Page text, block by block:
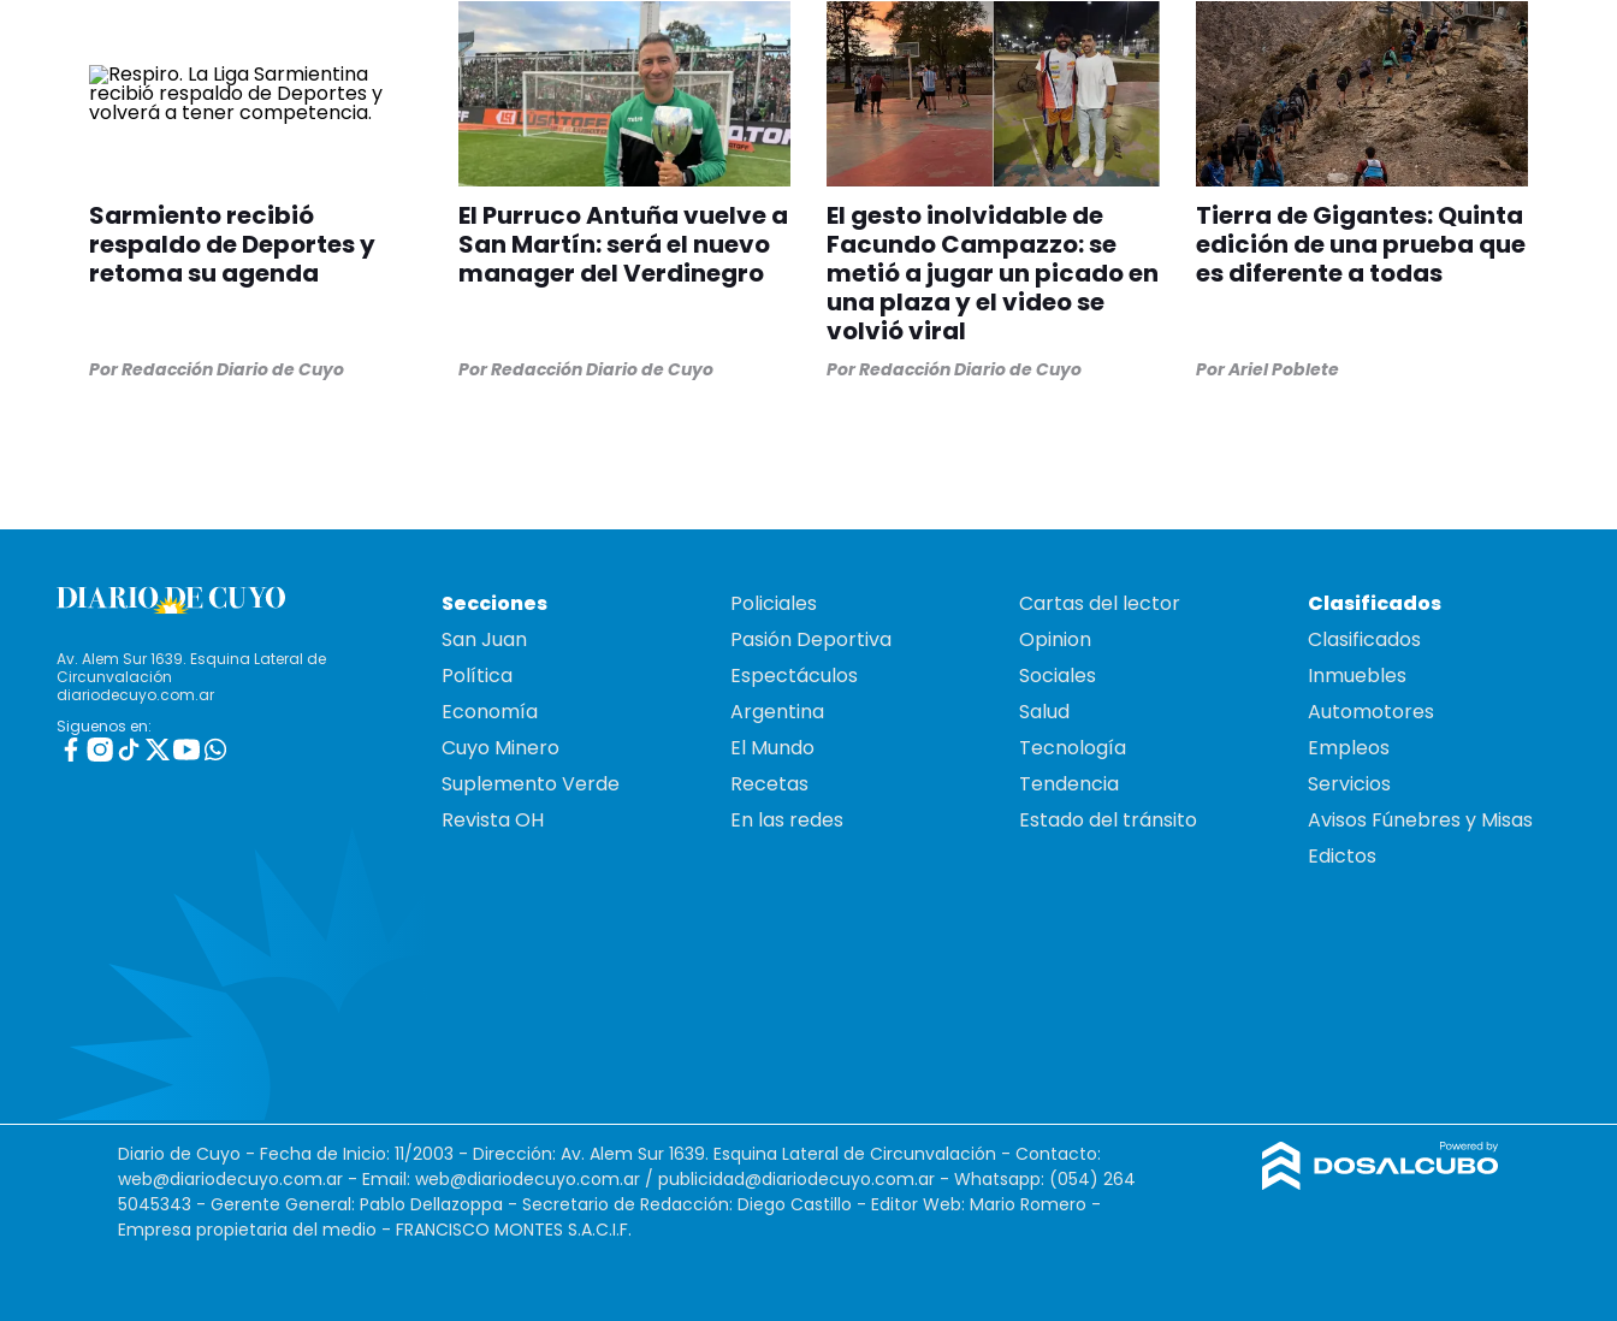
Sarmiento recibió
respaldo de Deportes y
retoma su agenda
PorRedacción Diario de Cuyo
El Purruco Antuña vuelve a
San Martín: será el nuevo
manager del Verdinegro
PorRedacción Diario de Cuyo
El gesto inolvidable de
Facundo Campazzo: se
metió a jugar un picado en
una plaza y el video se
volvió viral
PorRedacción Diario de Cuyo
Tierra de Gigantes: Quinta
edición de una prueba que
es diferente a todas
PorAriel Poblete
Av. Alem Sur 1639. Esquina Lateral de
Circunvalación
diariodecuyo.com.ar
Siguenos en:
Secciones
San Juan
Política
Economía
Cuyo Minero
Suplemento Verde
Revista OH
Policiales
Pasión Deportiva
Espectáculos
Argentina
El Mundo
Recetas
En las redes
Cartas del lector
Opinion
Sociales
Salud
Tecnología
Tendencia
Estado del tránsito
Clasificados
Clasificados
Inmuebles
Automotores
Empleos
Servicios
Avisos Fúnebres y Misas
Edictos
Diario de Cuyo - Fecha de Inicio: 11/2003 - Dirección: Av. Alem Sur 1639. Esquina Lateral de Circunvalación - Contacto:
web@diariodecuyo.com.ar - Email: web@diariodecuyo.com.ar / publicidad@diariodecuyo.com.ar - Whatsapp: (054) 264
5045343 - Gerente General: Pablo Dellazoppa - Secretario de Redacción: Diego Castillo - Editor Web: Mario Romero -
Empresa propietaria del medio - FRANCISCO MONTES S.A.C.I.F.